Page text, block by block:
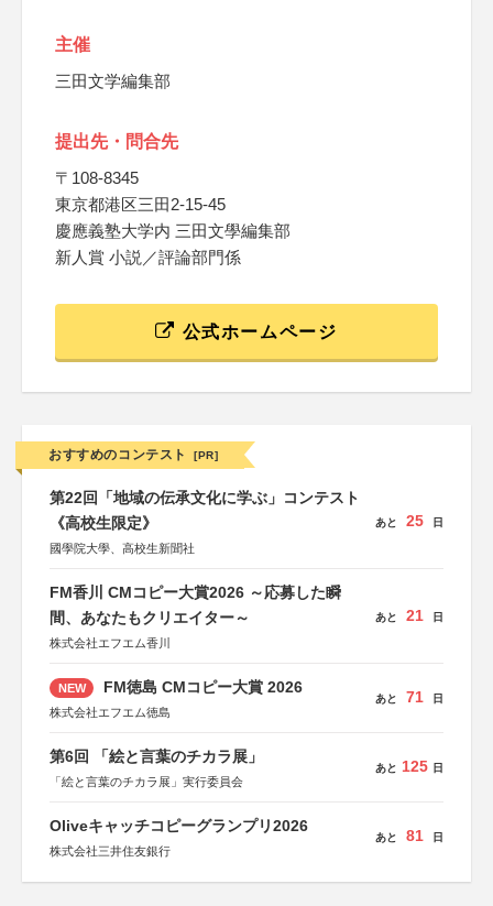
主催
三田文学編集部
提出先・問合先
〒108-8345
東京都港区三田2-15-45
慶應義塾大学内 三田文學編集部
新人賞 小説／評論部門係
公式ホームページ
おすすめのコンテスト [PR]
第22回「地域の伝承文化に学ぶ」コンテスト
《高校生限定》
國學院大學、高校生新聞社
あと 25 日
FM香川 CMコピー大賞2026 ～応募した瞬
間、あなたもクリエイター～
株式会社エフエム香川
あと 21 日
NEW FM徳島 CMコピー大賞 2026
株式会社エフエム徳島
あと 71 日
第6回 「絵と言葉のチカラ展」
「絵と言葉のチカラ展」実行委員会
あと 125 日
Oliveキャッチコピーグランプリ2026
株式会社三井住友銀行
あと 81 日